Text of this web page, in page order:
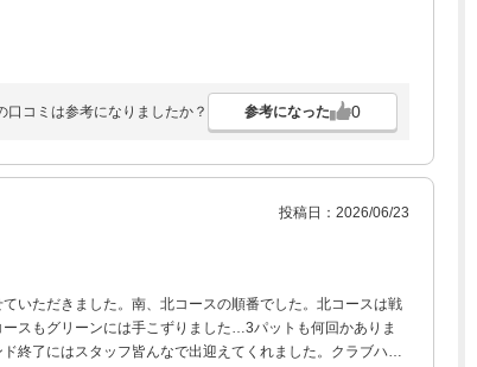
口コミは参考になりましたか？ 参考になった 0
投稿日：2026/06/23
いただきました。南、北コースの順番でした。北コースは戦
スもグリーンには手こずりました…3パットも何回かありま
終了にはスタッフ皆んなで出迎えてくれました。クラブハウ